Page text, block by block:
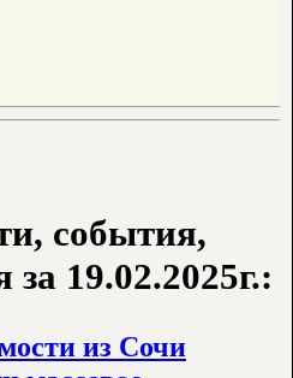
события,
19.02.2025г.:
из Сочи